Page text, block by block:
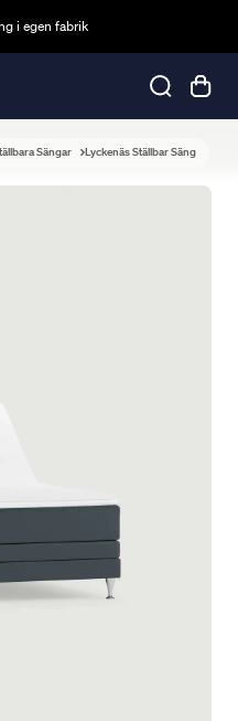
i egen fabrik
Sängar Lyckenäs Ställbar Säng